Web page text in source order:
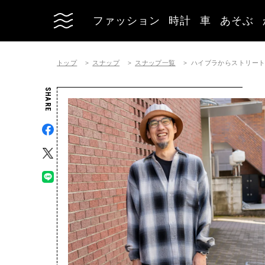
ファッション 時計 車 あそぶ
トップ スナップ スナップ一覧 ハイブラからストリー
SHARE